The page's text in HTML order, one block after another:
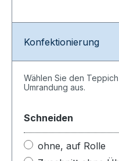
Konfektionierung
Wählen Sie den
Umrandung aus.
Schneiden
ohne, auf Rolle